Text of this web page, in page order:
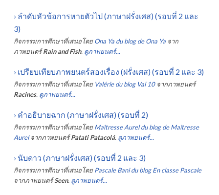
› ลำดับหัวข้อการหายตัวไป (ภาษาฝรั่งเศส) (รอบที่ 2 และ
3)
กิจกรรมการศึกษาที่เสนอโดย Ona Ya du blog de Ona Ya จาก
ภาพยนตร์ Rain and Fish. ดูภาพยนตร์...
› เปรียบเทียบภาพยนตร์สองเรื่อง (ฝรั่งเศส) (รอบที่ 2 และ 3)
กิจกรรมการศึกษาที่เสนอโดย Valérie du blog Val 10 จากภาพยนตร์
Racines. ดูภาพยนตร์...
› คำอธิบายฉาก (ภาษาฝรั่งเศส) (รอบที่ 2)
กิจกรรมการศึกษาที่เสนอโดย Maîtresse Aurel du blog de Maîtresse
Aurel จากภาพยนตร์ Patati Patacolá. ดูภาพยนตร์...
› นับดาว (ภาษาฝรั่งเศส) (รอบที่ 2 และ 3)
กิจกรรมการศึกษาที่เสนอโดย Pascale Bani du blog En classe Pascale
จากภาพยนตร์Seen. ดูภาพยนตร์...